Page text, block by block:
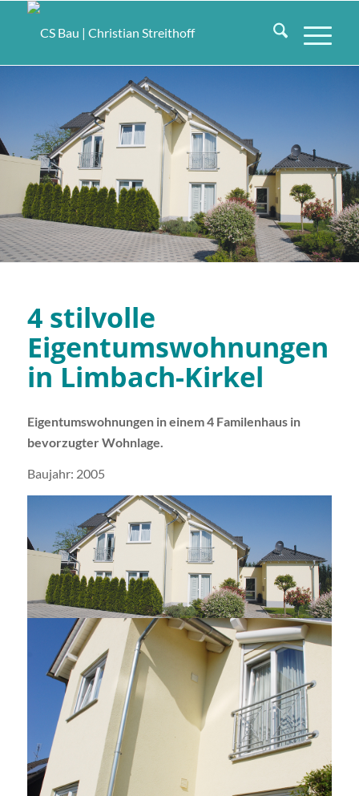
4 stilvolle
Eigentumswohnungen
in Limbach-Kirkel
Eigentumswohnungen in einem 4 Familenhaus in
bevorzugter Wohnlage.
Baujahr: 2005